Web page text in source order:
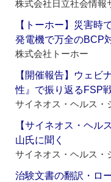
株式会社日立社会情報
【トーホー】災害
発電機で万全のBCP
株式会社トーホー
【開催報告】ウェビ
性』で振り返るFSP
サイネオス・ヘルス・
【サイネオス・ヘ
山氏に聞く
サイネオス・ヘルス・
治験文書の翻訳・ロ